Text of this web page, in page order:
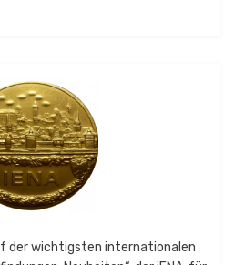
der wichtigsten internationalen